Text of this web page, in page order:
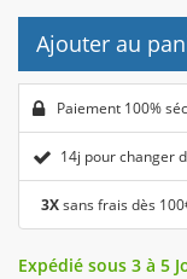
Ajouter au
Paiement 100%
14j pour changer
3Xsans frais dès
Expédié sous 3 à 5